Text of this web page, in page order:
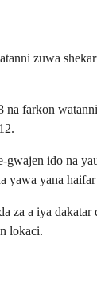
zuwa
farkon
ido na
yana
za a iya
lokaci.